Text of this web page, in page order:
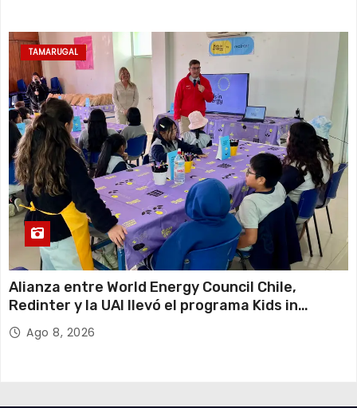
TAMARUGAL
Alianza entre World Energy Council Chile,
Redinter y la UAI llevó el programa Kids in
Energy a Arica y Pozo Almonte
Ago 8, 2026